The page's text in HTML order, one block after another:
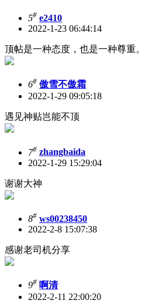
5# e2410
2022-1-23 06:44:14
顶帖是一种态度，也是一种尊重。
6# 傲雪不傲霜
2022-1-29 09:05:18
遇见神贴岂能不顶
7# zhangbaida
2022-1-29 15:29:04
谢谢大神
8# ws00238450
2022-2-8 15:07:38
感谢老司机分享
9# 啊清
2022-2-11 22:00:20